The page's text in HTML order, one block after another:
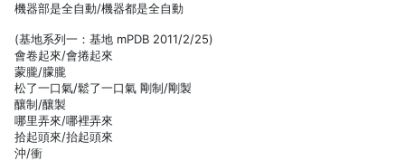
機器部是全自動/機器都是全自動
(基地系列一：基地 mPDB 2011/2/25)
會卷起來/會捲起來
蒙朧/朦朧
松了一口氣/鬆了一口氣 剛制/剛製
釀制/釀製
哪里弄來/哪裡弄來
拾起頭來/抬起頭來
沖/衝